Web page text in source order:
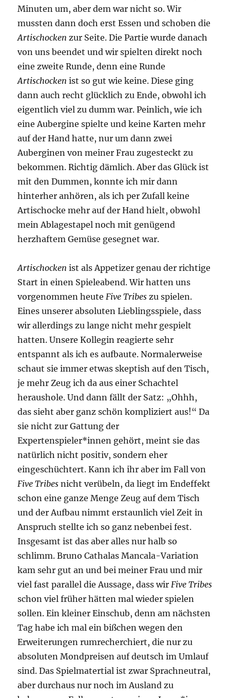
Minuten um, aber dem war nicht so. Wir
mussten dann doch erst Essen und schoben die
Artischocken zur Seite. Die Partie wurde danach
von uns beendet und wir spielten direkt noch
eine zweite Runde, denn eine Runde
Artischocken ist so gut wie keine. Diese ging
dann auch recht glücklich zu Ende, obwohl ich
eigentlich viel zu dumm war. Peinlich, wie ich
eine Aubergine spielte und keine Karten mehr
auf der Hand hatte, nur um dann zwei
Auberginen von meiner Frau zugesteckt zu
bekommen. Richtig dämlich. Aber das Glück ist
mit den Dummen, konnte ich mir dann
hinterher anhören, als ich per Zufall keine
Artischocke mehr auf der Hand hielt, obwohl
mein Ablagestapel noch mit genügend
herzhaftem Gemüse gesegnet war.
Artischocken ist als Appetizer genau der richtige
Start in einen Spieleabend. Wir hatten uns
vorgenommen heute Five Tribes zu spielen.
Eines unserer absoluten Lieblingsspiele, dass
wir allerdings zu lange nicht mehr gespielt
hatten. Unsere Kollegin reagierte sehr
entspannt als ich es aufbaute. Normalerweise
schaut sie immer etwas skeptish auf den Tisch,
je mehr Zeug ich da aus einer Schachtel
heraushole. Und dann fällt der Satz: „Ohhh,
das sieht aber ganz schön kompliziert aus!“ Da
sie nicht zur Gattung der
Expertenspieler*innen gehört, meint sie das
natürlich nicht positiv, sondern eher
eingeschüchtert. Kann ich ihr aber im Fall von
Five Tribes nicht verübeln, da liegt im Endeffekt
schon eine ganze Menge Zeug auf dem Tisch
und der Aufbau nimmt erstaunlich viel Zeit in
Anspruch stellte ich so ganz nebenbei fest.
Insgesamt ist das aber alles nur halb so
schlimm. Bruno Cathalas Mancala-Variation
kam sehr gut an und bei meiner Frau und mir
viel fast parallel die Aussage, dass wir Five Tribes
schon viel früher hätten mal wieder spielen
sollen. Ein kleiner Einschub, denn am nächsten
Tag habe ich mal ein bißchen wegen den
Erweiterungen rumrecherchiert, die nur zu
absoluten Mondpreisen auf deutsch im Umlauf
sind. Das Spielmatertial ist zwar Sprachneutral,
aber durchaus nur noch im Ausland zu